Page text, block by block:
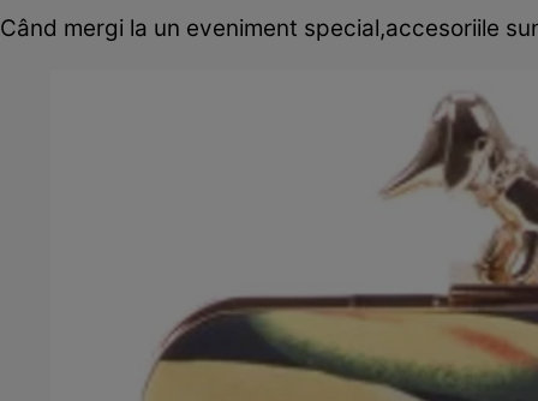
Când mergi la un eveniment special,accesoriile